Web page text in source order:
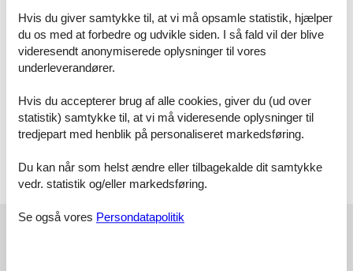
Weitere Infos zu unserer Ferienwohnung:
- zentral gelegen
- ruhige Lage
- verfügt über einen seperaten Eingang
- ausziehbares Sofa
- Nichtraucher
- keine Haustiere
1,60 Euro Kurtaxe pro Erwachsener/Nacht, 1,00 Euro pro Kind (6-
16 Jahre)/Nacht
Eksterne anmeldelser
Hvis du giver samtykke til, at vi må opsamle statistik, hjælper
du os med at forbedre og udvikle siden. I så fald vil der blive
videresendt anonymiserede oplysninger til vores
underleverandører.
Hvis du accepterer brug af alle cookies, giver du (ud over
statistik) samtykke til, at vi må videresende oplysninger til
tredjepart med henblik på personaliseret markedsføring.
Du kan når som helst ændre eller tilbagekalde dit samtykke
vedr. statistik og/eller markedsføring.
Se også vores Persondatapolitik